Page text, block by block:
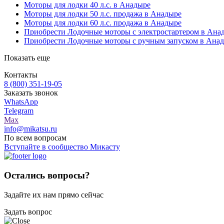
Моторы для лодки 40 л.с. в Анадыре
Моторы для лодки 50 л.с. продажа в Анадыре
Моторы для лодки 60 л.с. продажа в Анадыре
Приобрести Лодочные моторы с электростартером в
Приобрести Лодочные моторы с ручным запуском в
Показать еще
Контакты
8 (800) 351-19-05
Заказать звонок
WhatsApp
Telegram
Max
info@mikatsu.ru
По всем вопросам
Вступайте в сообщество Микасту
Остались вопросы?
Задайте их нам прямо сейчас
Задать вопрос